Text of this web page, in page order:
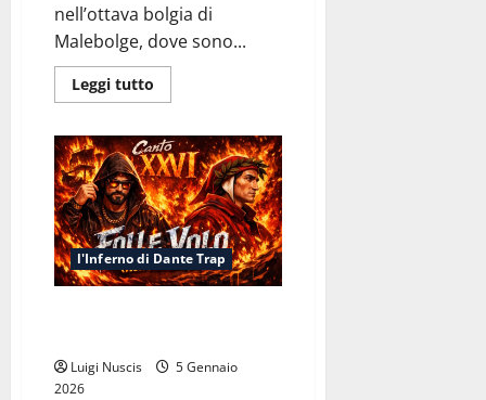
nell’ottava bolgia di
Malebolge, dove sono...
Leggi tutto
di
Inferno
Canto
XXVII:
Consiglio
Sporco
l'Inferno di Dante Trap
Luigi Nuscis
5 Gennaio
2026